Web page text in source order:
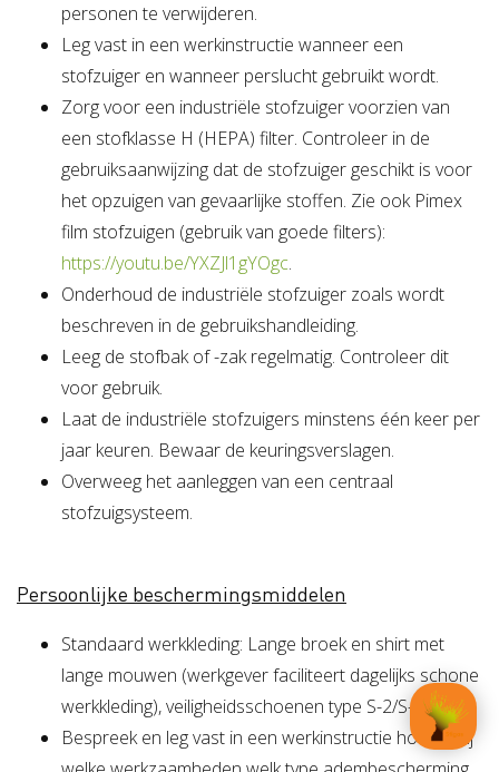
personen te verwijderen.
Leg vast in een werkinstructie wanneer een
stofzuiger en wanneer perslucht gebruikt wordt.
Zorg voor een industriële stofzuiger voorzien van
een stofklasse H (HEPA) filter. Controleer in de
gebruiksaanwijzing dat de stofzuiger geschikt is voor
het opzuigen van gevaarlijke stoffen. Zie ook Pimex
film stofzuigen (gebruik van goede filters):
https://youtu.be/YXZJl1gYOgc.
Onderhoud de industriële stofzuiger zoals wordt
beschreven in de gebruikshandleiding.
Leeg de stofbak of -zak regelmatig. Controleer dit
voor gebruik.
Laat de industriële stofzuigers minstens één keer per
jaar keuren. Bewaar de keuringsverslagen.
Overweeg het aanleggen van een centraal
stofzuigsysteem.
Persoonlijke beschermingsmiddelen
Standaard werkkleding: Lange broek en shirt met
lange mouwen (werkgever faciliteert dagelijks schone
werkkleding), veiligheidsschoenen type S-2/S-3.
Bespreek en leg vast in een werkinstructie hoe en bij